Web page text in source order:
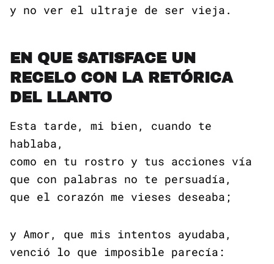
y no ver el ultraje de ser vieja.
EN QUE SATISFACE UN
RECELO CON LA RETÓRICA
DEL LLANTO
Esta tarde, mi bien, cuando te
hablaba,
como en tu rostro y tus acciones vía
que con palabras no te persuadía,
que el corazón me vieses deseaba;
y Amor, que mis intentos ayudaba,
venció lo que imposible parecía: